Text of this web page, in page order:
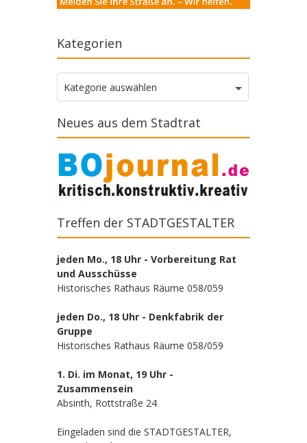
Kategorien
Kategorien
Kategorie auswählen
Neues aus dem Stadtrat
Treffen der STADTGESTALTER
jeden Mo., 18 Uhr - Vorbereitung Rat
und Ausschüsse
Historisches Rathaus Räume 058/059
jeden Do., 18 Uhr - Denkfabrik der
Gruppe
Historisches Rathaus Räume 058/059
1. Di. im Monat, 19 Uhr -
Zusammensein
Absinth, Rottstraße 24
Eingeladen sind die STADTGESTALTER,